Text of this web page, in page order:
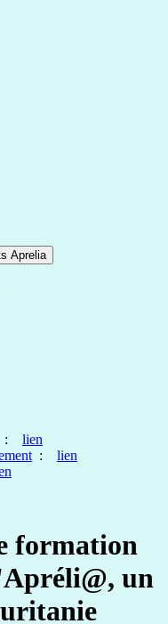
Aprelia
: lien
: lien
formation
un